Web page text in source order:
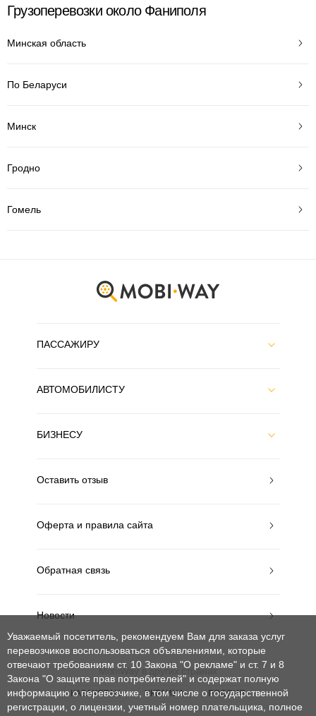
Грузоперевозки около Фаниполя
Минская область
По Беларуси
Минск
Гродно
Гомель
ПАССАЖИРУ
АВТОМОБИЛИСТУ
БИЗНЕСУ
Оставить отзыв
Оферта и правила сайта
Обратная связь
Новости
MobiWay в других странах
КАЗАХСТАН УКРАИНА РОССИЯ
Уважаемый посетитель, рекомендуем Вам для заказа услуг
перевозчиков воспользоваться объявлениями, которые
отвечают требованиям ст. 10 Закона "О рекламе" и ст. 7 и 8
Закона "О защите прав потребителей" и содержат полную
информацию о перевозчике, в том числе о государственной
регистрации, о лицензии, учетный номер плательщика, полное